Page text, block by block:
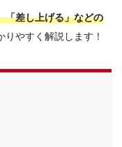
「差し上げる」などの
りやすく解説します！